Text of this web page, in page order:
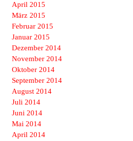
April 2015
März 2015
Februar 2015
Januar 2015
Dezember 2014
November 2014
Oktober 2014
September 2014
August 2014
Juli 2014
Juni 2014
Mai 2014
April 2014